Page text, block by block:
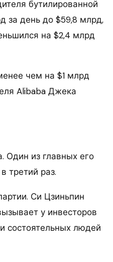
бутилированной
за день до $59,8 млрд,
на $2,4 млрд
чем на $1 млрд
Alibaba Джека
Один из главных его
третий раз.
Си Цзиньпин
у инвесторов
состоятельных людей